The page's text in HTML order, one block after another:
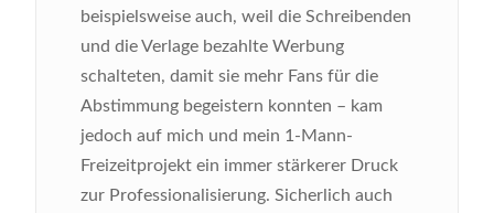
beispielsweise auch, weil die Schreibenden
und die Verlage bezahlte Werbung
schalteten, damit sie mehr Fans für die
Abstimmung begeistern konnten – kam
jedoch auf mich und mein 1-Mann-
Freizeitprojekt ein immer stärkerer Druck
zur Professionalisierung. Sicherlich auch